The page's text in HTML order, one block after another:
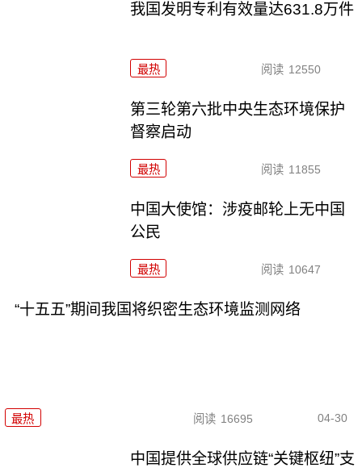
我国发明专利有效量达631.8万件
最热 阅读 12550
第三轮第六批中央生态环境保护
督察启动
最热 阅读 11855
中国大使馆：涉疫邮轮上无中国
公民
最热 阅读 10647
“十五五”期间我国将织密生态环境监测网络
最热 阅读 16695 04-30
中国提供全球供应链“关键枢纽”支